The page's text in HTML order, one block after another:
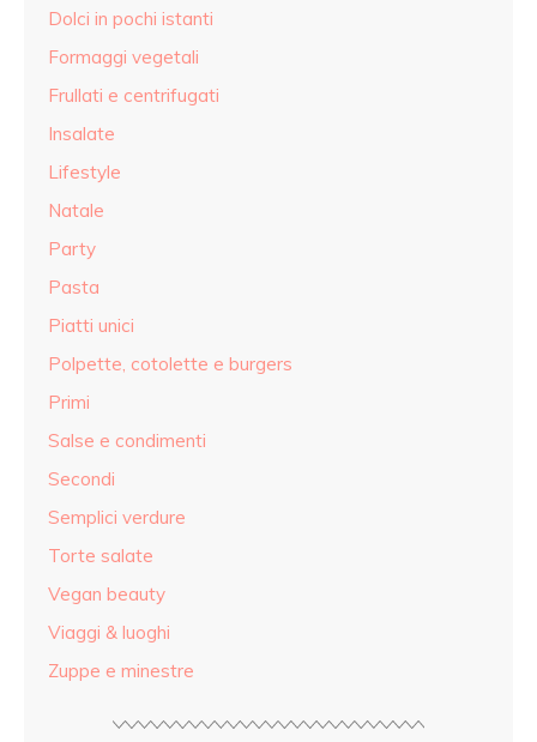
Dolci in pochi istanti
Formaggi vegetali
Frullati e centrifugati
Insalate
Lifestyle
Natale
Party
Pasta
Piatti unici
Polpette, cotolette e burgers
Primi
Salse e condimenti
Secondi
Semplici verdure
Torte salate
Vegan beauty
Viaggi & luoghi
Zuppe e minestre